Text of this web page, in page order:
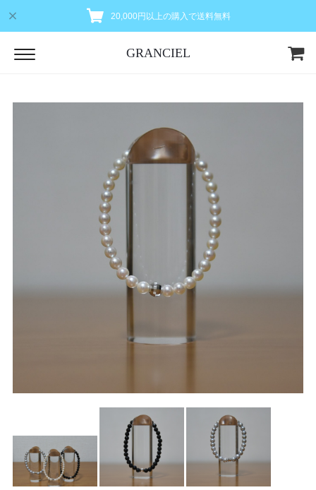
20,000円以上の購入で送料無料
GRANCIEL